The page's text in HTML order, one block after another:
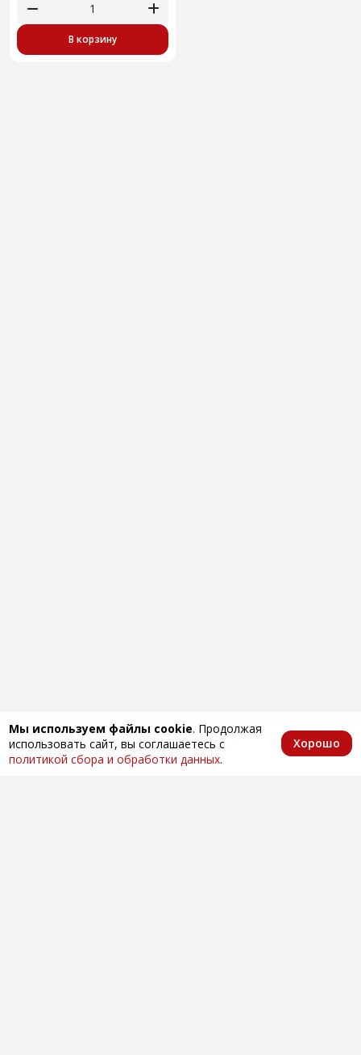
В корзину
Мы используем файлы cookie. Продолжая
использовать сайт, вы соглашаетесь с
политикой сбора и обработки данных.
Хорошо
Главная КаталогИзбранноеКорзина Аккаунт